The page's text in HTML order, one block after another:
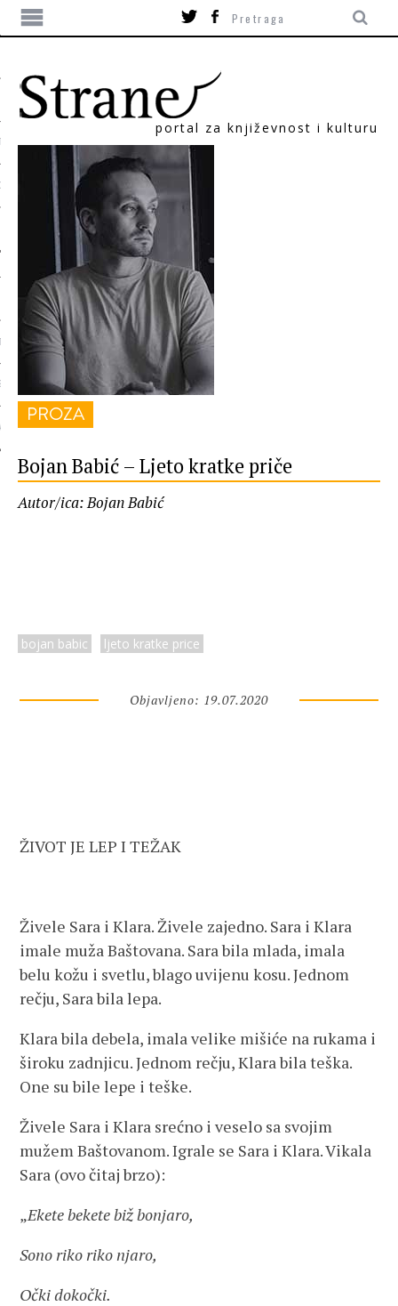
portal za književnost i kulturu
PROZA
Bojan Babić – Ljeto kratke priče
Autor/ica: Bojan Babić
bojan babic ljeto kratke price
Objavljeno: 19.07.2020
ŽIVOT JE LEP I TEŽAK
Živele Sara i Klara. Živele zajedno. Sara i Klara
imale muža Baštovana. Sara bila mlada, imala
belu kožu i svetlu, blago uvijenu kosu. Jednom
rečju, Sara bila lepa.
Klara bila debela, imala velike mišiće na rukama i
široku zadnjicu. Jednom rečju, Klara bila teška.
One su bile lepe i teške.
Živele Sara i Klara srećno i veselo sa svojim
mužem Baštovanom. Igrale se Sara i Klara. Vikala
Sara (ovo čitaj brzo):
„Ekete bekete biž bonjaro,
Sono riko riko njaro,
Očki dokočki.